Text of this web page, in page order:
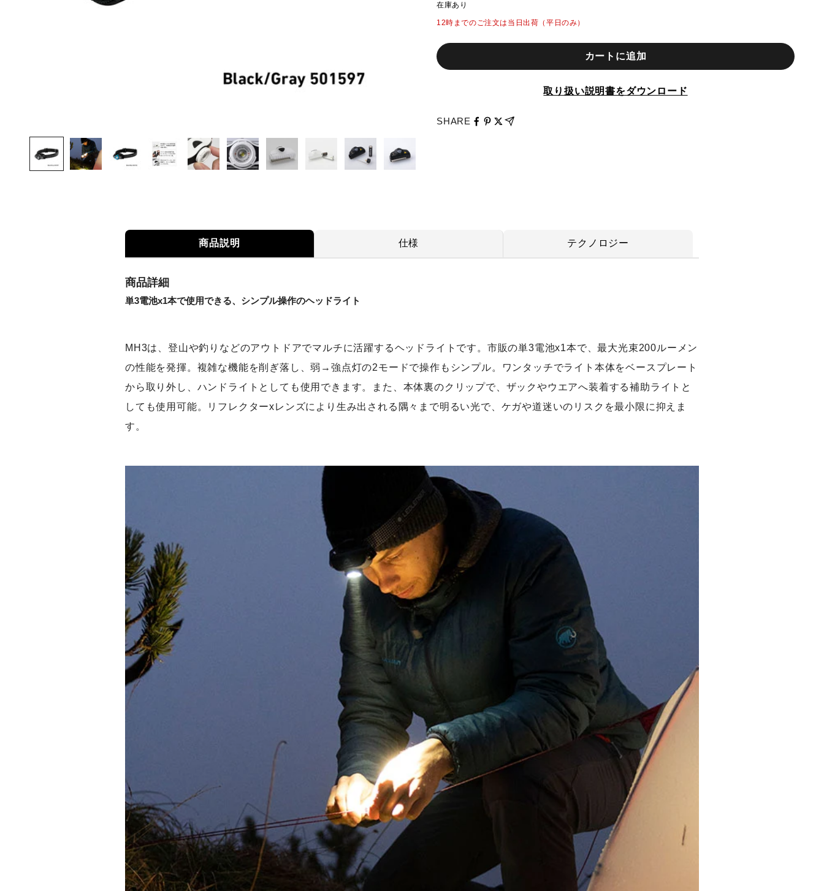
在庫あり
12時までのご注文は当日出荷（平日のみ）
カートに追加
取り扱い説明書をダウンロード
SHARE
商品説明 仕様 テクノロジー
商品詳細
単3電池x1本で使用できる、シンプル操作のヘッドライト
MH3は、登山や釣りなどのアウトドアでマルチに活躍するヘッドライトです。市販の単3電池x1本で、最大光束200ルーメン
の性能を発揮。複雑な機能を削ぎ落し、弱→強点灯の2モードで操作もシンプル。ワンタッチでライト本体をベースプレート
から取り外し、ハンドライトとしても使用できます。また、本体裏のクリップで、ザックやウエアへ装着する補助ライトと
しても使用可能。リフレクターxレンズにより生み出される隅々まで明るい光で、ケガや道迷いのリスクを最小限に抑えま
す。